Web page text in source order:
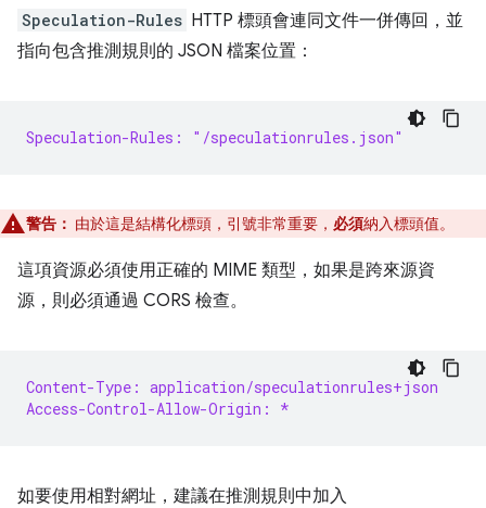
Speculation-Rules HTTP 標頭會連同文件一併傳回，並
指向包含推測規則的 JSON 檔案位置：
Speculation-Rules: "/speculationrules.json"
警告： 由於這是結構化標頭，引號非常重要， 必須納入標頭值。
這項資源必須使用正確的 MIME 類型，如果是跨來源資
源，則必須通過 CORS 檢查。
Content-Type: application/speculationrules+json
Access-Control-Allow-Origin: *
如要使用相對網址，建議在推測規則中加入